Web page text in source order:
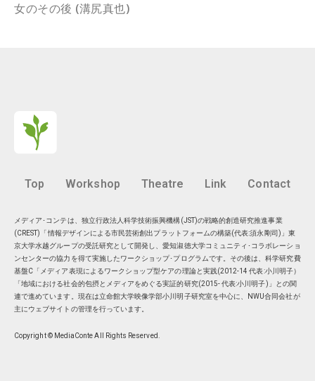
女のその後 (溝尻真也)
Top Workshop Theatre Link Contact
メディア･コンテは、独立行政法人科学技術振興機構(JST)の戦略的創造研究推進事業
(CREST)「情報デザインによる市民芸術創出プラットフォームの構築(代表:須永剛司)」東
京大学水越グループの受託研究として開発し、愛知淑徳大学コミュニティ･コラボレーショ
ンセンターの協力を得て実施したワークショップ･プログラムです。その後は、科学研究費
基盤C「メディア表現によるワークショップ型ケアの理論と実践(2012-14 代表:小川明子）
「地域における社会的包摂とメディアをめぐる実証的研究(2015- 代表:小川明子)」との関
連で進めています。現在は立命館大学映像学部小川明子研究室を中心に、 NWU合同会社が
主にウェブサイトの管理を行っています。
Copyright © MediaConte All Rights Reserved.